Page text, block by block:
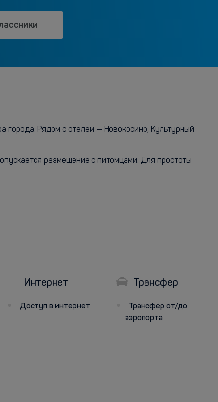
города. Рядом с отелем — Новокосино, Культурный
размещение с питомцами. Для простоты
Интернет
Доступ в интернет
Трансфер
Трансфер от/до
аэропорта